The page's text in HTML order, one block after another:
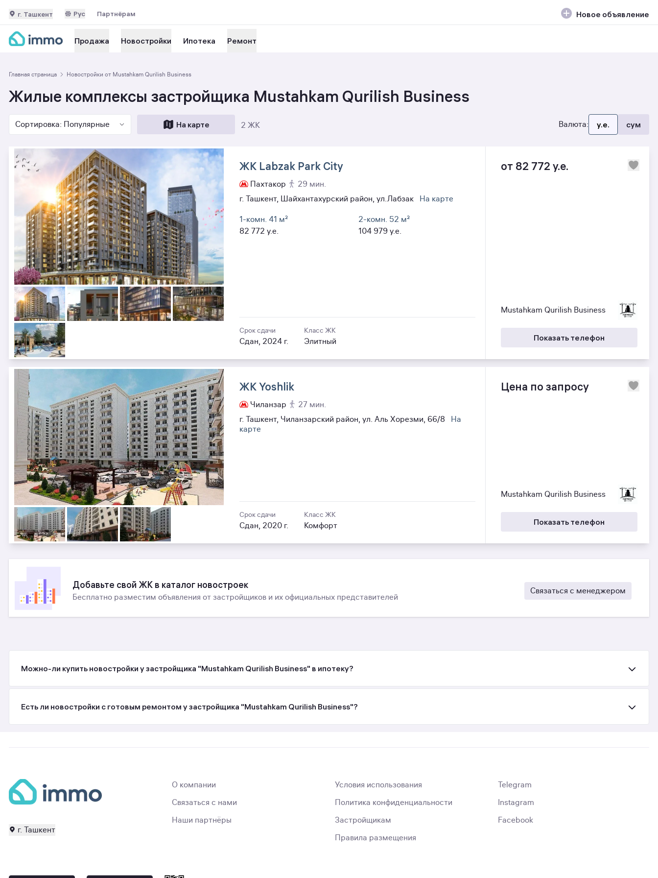
г. Ташкент Рус Партнёрам Новое объявление
Продажа Новостройки Ипотека Ремонт
Главная страница Новостройки от Mustahkam Qurilish Business
Жилые комплексы застройщика Mustahkam Qurilish Business
Сортировка: Популярные На карте 2 ЖК Валюта: y.e. сум
ЖК Labzak Park City
Пахтакор
29 мин.
г. Ташкент, Шайхантахурский район, ул.Лабзак
На карте
1-комн. 41 м²
82 772 y.e.
2-комн. 52 м²
104 979 y.e.
Срок сдачи
Сдан, 2024 г.
Класс ЖК
Элитный
от 82 772 y.e.
Mustahkam Qurilish Business
Показать телефон
ЖК Yoshlik
Чиланзар
27 мин.
г. Ташкент, Чиланзарский район, ул. Аль Хорезми, 66/8
На
карте
Срок сдачи
Сдан, 2020 г.
Класс ЖК
Комфорт
Цена по запросу
Mustahkam Qurilish Business
Показать телефон
Добавьте свой ЖК в каталог новостроек
Бесплатно разместим объявления от застройщиков и их официальных представителей
Связаться с менеджером
Можно-ли купить новостройки у застройщика "Mustahkam Qurilish Business" в ипотеку?
Есть ли новостройки с готовым ремонтом у застройщика "Mustahkam Qurilish Business"?
г. Ташкент
О компании
Связаться с нами
Наши партнёры
Условия использования
Политика конфиденциальности
Застройщикам
Правила размещения
Telegram
Instagram
Facebook